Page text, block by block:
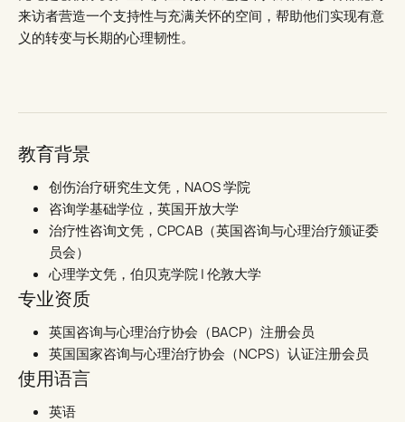
来访者营造一个支持性与充满关怀的空间，帮助他们实现有意
义的转变与长期的心理韧性。
教育背景
创伤治疗研究生文凭，NAOS 学院
咨询学基础学位，英国开放大学
治疗性咨询文凭，CPCAB（英国咨询与心理治疗颁证委
员会）
心理学文凭，伯贝克学院 | 伦敦大学
专业资质
英国咨询与心理治疗协会（BACP）注册会员
英国国家咨询与心理治疗协会（NCPS）认证注册会员
使用语言
英语